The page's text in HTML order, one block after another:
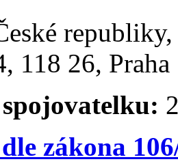
118 26,
zákona